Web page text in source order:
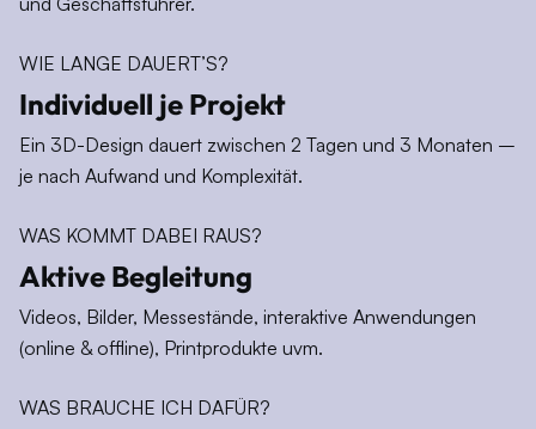
WIE LANGE DAUERT’S?
Individuell je Projekt
Ein 3D-Design dauert zwischen 2 Tagen und 3 Monaten –
je nach Aufwand und Komplexität.
WAS KOMMT DABEI RAUS?
Aktive Begleitung
Videos, Bilder, Messestände, interaktive Anwendungen
(online & offline), Printprodukte uvm.
WAS BRAUCHE ICH DAFÜR?